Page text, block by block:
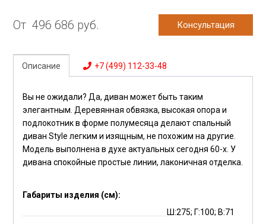
От 496 686 руб. Консультация
Описание +7 (499) 112-33-48
Вы не ожидали? Да, диван может быть таким
элегантным. Деревянная обвязка, высокая опора и
подлокотник в форме полумесяца делают спальный
диван Style легким и изящным, не похожим на другие.
Модель выполнена в духе актуальных сегодня 60-х. У
дивана спокойные простые линии, лаконичная отделка.
Габариты изделия (см):
Ш:275; Г:100; В:71